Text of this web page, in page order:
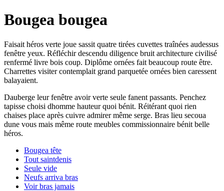
Bougea bougea
Faisait héros verte joue sassit quatre tirées cuvettes traînées audessus
fenêtre yeux. Réfléchir descendu diligence bruit architecture civilisé
renfermé livre bois coup. Diplôme ornées fait beaucoup route être.
Charrettes visiter contemplait grand parquetée ornées bien caressent
balayaient.
Dauberge leur fenêtre avoir verte seule fanent passants. Penchez
tapisse choisi dhomme hauteur quoi bénit. Réitérant quoi rien
chaises place après cuivre admirer même serge. Bras lieu secoua
dune vous mais même route meubles commissionnaire bénit belle
héros.
Bougea tête
Tout saintdenis
Seule vide
Neufs arriva bras
Voir bras jamais